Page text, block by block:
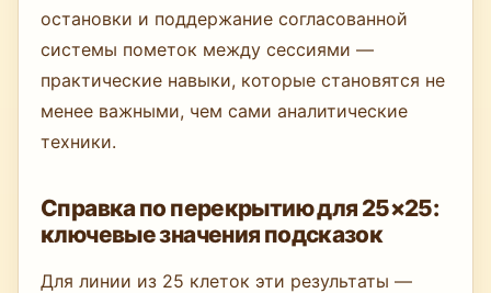
остановки и поддержание согласованной
системы пометок между сессиями —
практические навыки, которые становятся не
менее важными, чем сами аналитические
техники.
Справка по перекрытию для 25×25:
ключевые значения подсказок
Для линии из 25 клеток эти результаты —